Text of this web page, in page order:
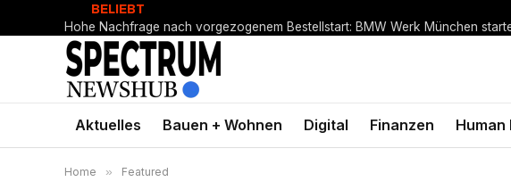
BELIEBT
Aktuelles Bauen + Wohnen Digital Finanzen Human
Home » Featured